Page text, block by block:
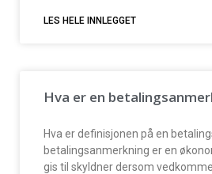
LES HELE INNLEGGET
Hva er en
Hva er definisjonen på en
betalingsanmerkning er en
gis til skyldner dersom